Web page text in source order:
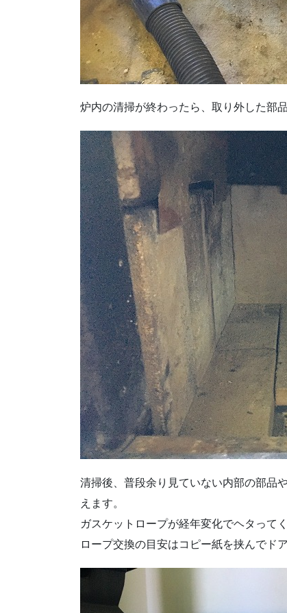
炉内の清掃が終わったら、取り外した部
清掃後、普段余り見ていない内部の部品
えます。
ガスケットロープが経年変化でヘタって
ロープ交換の目安はコピー紙を挟んでド